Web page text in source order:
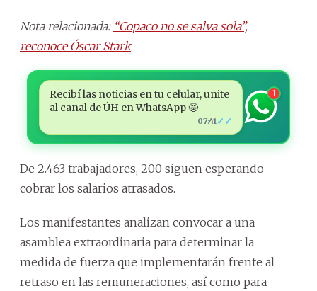
Nota relacionada: “Copaco no se salva sola”,
reconoce Óscar Stark
Recibí las noticias en tu celular, unite
al canal de ÚH en WhatsApp 🤩
07:41 ✓✓
1
De 2.463 trabajadores, 200 siguen esperando
cobrar los salarios atrasados.
Los manifestantes analizan convocar a una
asamblea extraordinaria para determinar la
medida de fuerza que implementarán frente al
retraso en las remuneraciones, así como para